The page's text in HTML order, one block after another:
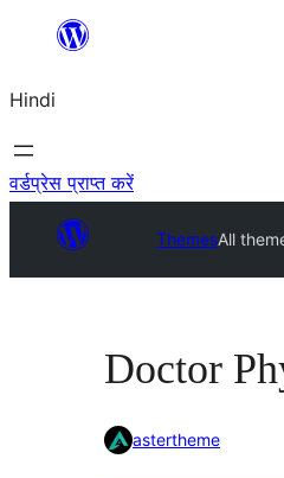
सामग्री
जाएं
Hindi
वर्डप्रेस प्राप्त करें
ThemesAll
Doctor
astertheme